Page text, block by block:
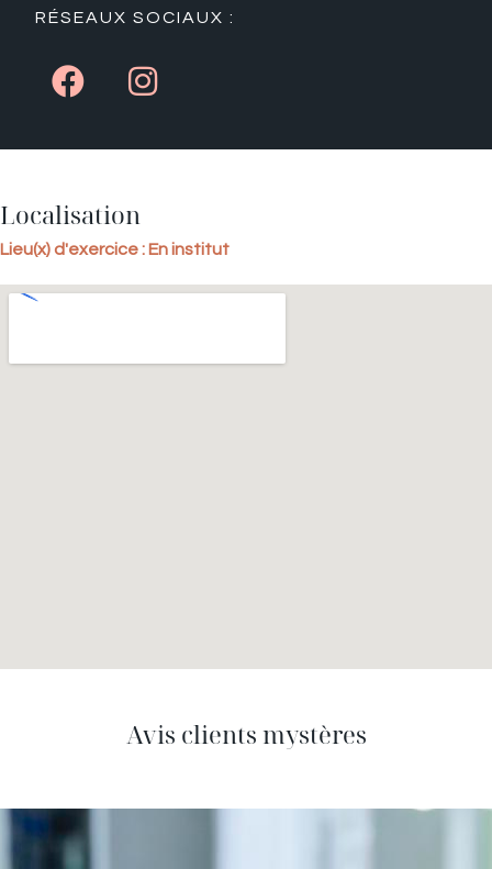
RÉSEAUX SOCIAUX :
Localisation
Lieu(x) d'exercice : En institut
Avis clients mystères